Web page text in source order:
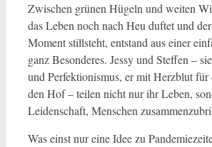
Zwischen grünen Hügeln und weiten
das Leben noch nach Heu duftet und
Moment stillsteht, entstand aus einer
ganz Besonderes. Jessy und Steffen –
und Perfektionismus, er mit Herzblut für
den Hof – teilen nicht nur ihr Leben,
Leidenschaft, Menschen
Was einst nur eine Idee zu